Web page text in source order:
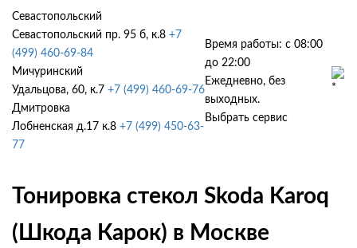
Севастопольский
Севастопольский пр. 95 б, к.8 +7
(499) 460-69-84
Мичуринский
Удальцова, 60, к.7 +7 (499) 460-69-76
Дмитровка
Лобненская д.17 к.8 +7 (499) 450-63-
77
Время работы: с 08:00
до 22:00
Ежедневно, без
выходных.
Выбрать сервис
Тонировка стекол Skoda Karoq
(Шкода Карок) в Москве